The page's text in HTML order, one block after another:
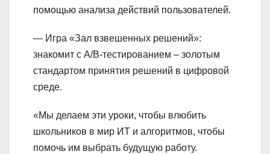
помощью анализа действий пользователей.
— Игра «Зал взвешенных решений»:
знакомит с A/B-тестированием – золотым
стандартом принятия решений в цифровой
среде.
«Мы делаем эти уроки, чтобы влюбить
школьников в мир ИТ и алгоритмов, чтобы
помочь им выбрать будущую работу.